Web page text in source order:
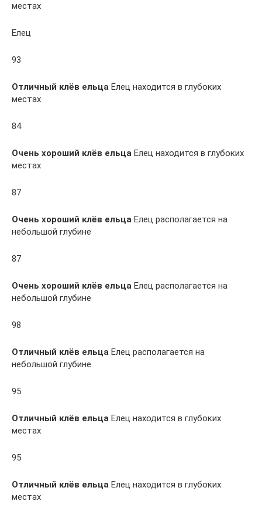
местах
Елец
93
Отличный клёв ельца Елец находится в глубоких
местах
84
Очень хороший клёв ельца Елец находится в глубоких
местах
87
Очень хороший клёв ельца Елец располагается на
небольшой глубине
87
Очень хороший клёв ельца Елец располагается на
небольшой глубине
98
Отличный клёв ельца Елец располагается на
небольшой глубине
95
Отличный клёв ельца Елец находится в глубоких
местах
95
Отличный клёв ельца Елец находится в глубоких
местах